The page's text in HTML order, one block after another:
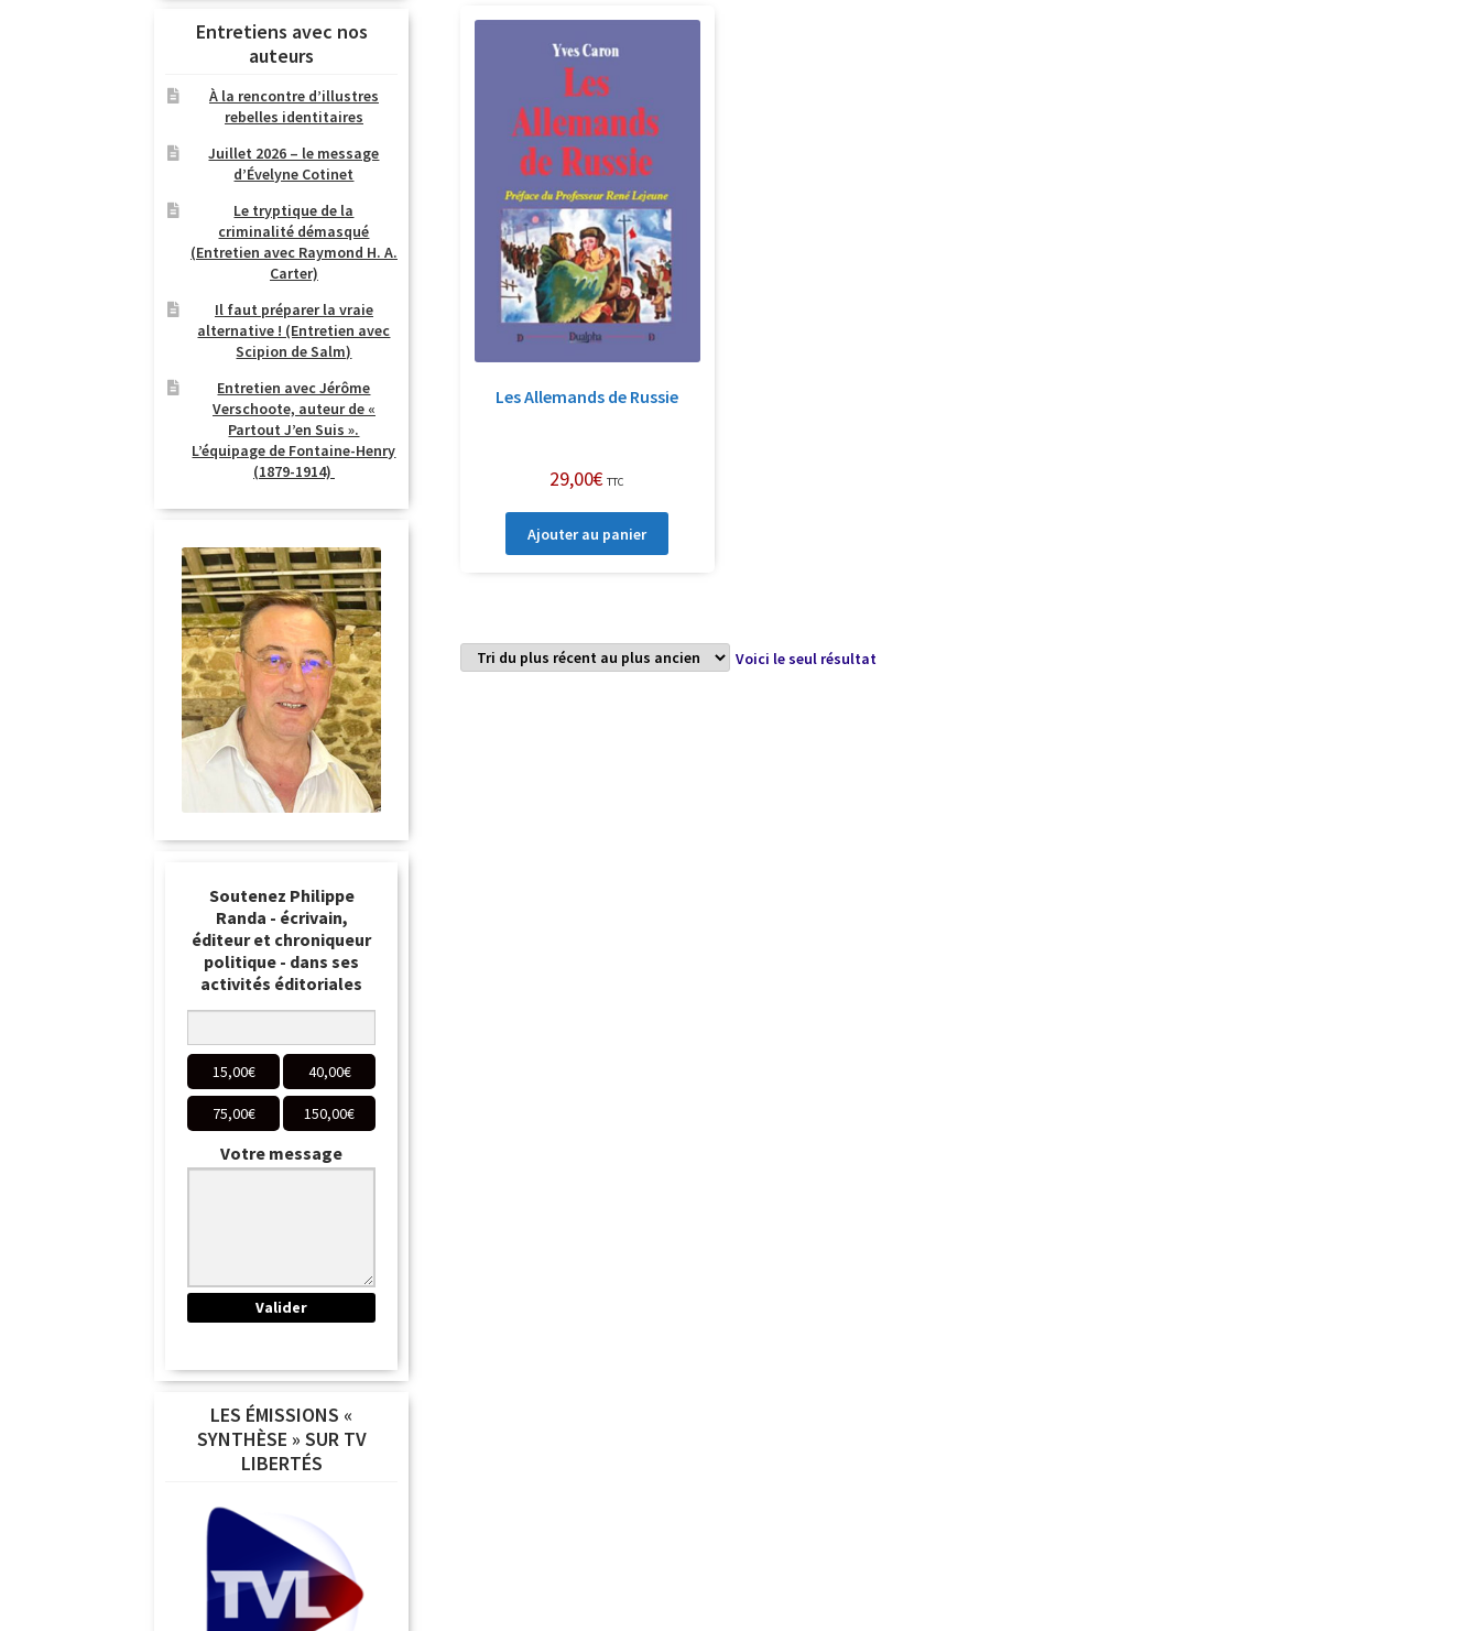
Les Allemands de Russie
29,00€ TTC
Ajouter au panier
Voici le seul résultat
Entretiens avec nos
auteurs
À la rencontre d’illustres
rebelles identitaires
Juillet 2026 – le message
d’Évelyne Cotinet
Le tryptique de la
criminalité démasqué
(Entretien avec Raymond H. A.
Carter)
Il faut préparer la vraie
alternative ! (Entretien avec
Scipion de Salm)
Entretien avec Jérôme
Verschoote, auteur de «
Partout J’en Suis ».
L’équipage de Fontaine-Henry
(1879-1914)
Soutenez Philippe
Randa - écrivain,
éditeur et chroniqueur
politique - dans ses
activités éditoriales
15,00€ 40,00€
75,00€ 150,00€
Votre message
LES ÉMISSIONS «
SYNTHÈSE » SUR TV
LIBERTÉS